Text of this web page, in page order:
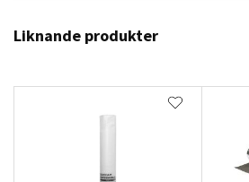
Liknande produkter